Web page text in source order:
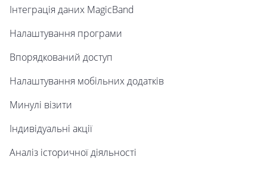
Інтеграція даних MagicBand
Налаштування програми
Впорядкований доступ
Налаштування мобільних додатків
Минулі візити
Індивідуальні акції
Аналіз історичної діяльності